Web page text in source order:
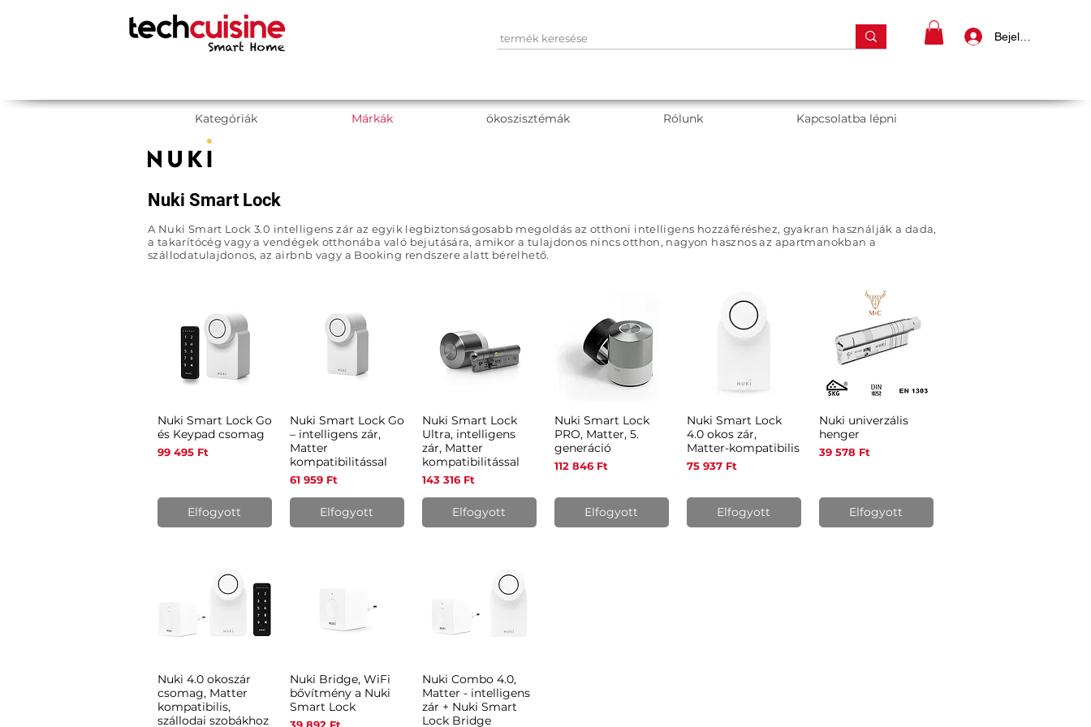
Bejelentkezés
Kategóriák Márkák ökoszisztémák Rólunk Kapcsolatba lépni
Nuki Smart Lock
A Nuki Smart Lock 3.0 intelligens zár az egyik legbiztonságosabb megoldás az otthoni intelligens hozzáféréshez, gyakran használják a dada,
a takarítócég vagy a vendégek otthonába való bejutására, amikor a tulajdonos nincs otthon, nagyon hasznos az apartmanokban a
szállodatulajdonos, az airbnb vagy a Booking rendszere alatt bérelhető.
Gyorsnézet
Nuki Smart Lock Go
és Keypad csomag
Ár
99 495 Ft
Elfogyott
Gyorsnézet
Nuki Smart Lock Go
– intelligens zár,
Matter
kompatibilitással
Ár
61 959 Ft
Elfogyott
Gyorsnézet
Nuki Smart Lock
Ultra, intelligens
zár, Matter
kompatibilitással
Ár
143 316 Ft
Elfogyott
Gyorsnézet
Nuki Smart Lock
PRO, Matter, 5.
generáció
Ár
112 846 Ft
Elfogyott
Gyorsnézet
Nuki Smart Lock
4.0 okos zár,
Matter-kompatibilis
Ár
75 937 Ft
Elfogyott
Gyorsnézet
Nuki univerzális
henger
Ár
39 578 Ft
Elfogyott
Gyorsnézet
Nuki 4.0 okoszár
csomag, Matter
kompatibilis,
szállodai szobákhoz
Gyorsnézet
Nuki Bridge, WiFi
bővítmény a Nuki
Smart Lock
Ár
Gyorsnézet
Nuki Combo 4.0,
Matter - intelligens
zár + Nuki Smart
Lock Bridge